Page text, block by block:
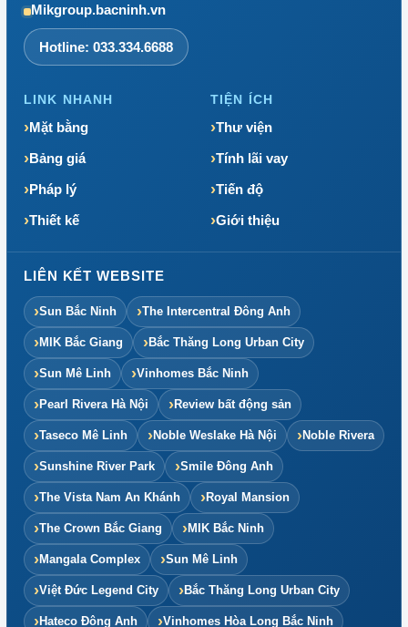
Mikgroup.bacninh.vn
Hotline: 033.334.6688
LINK NHANH
Mặt bằng
Bảng giá
Pháp lý
Thiết kế
TIỆN ÍCH
Thư viện
Tính lãi vay
Tiến độ
Giới thiệu
LIÊN KẾT WEBSITE
Sun Bắc Ninh The Intercentral Đông Anh
MIK Bắc Giang Bắc Thăng Long Urban City
Sun Mê Linh Vinhomes Bắc Ninh
Pearl Rivera Hà Nội Review bất động sản
Taseco Mê Linh Noble Weslake Hà Nội Noble Rivera
Sunshine River Park Smile Đông Anh
The Vista Nam An Khánh Royal Mansion
The Crown Bắc Giang MIK Bắc Ninh
Mangala Complex Sun Mê Linh
Việt Đức Legend City Bắc Thăng Long Urban City
Hateco Đông Anh Vinhomes Hòa Long Bắc Ninh